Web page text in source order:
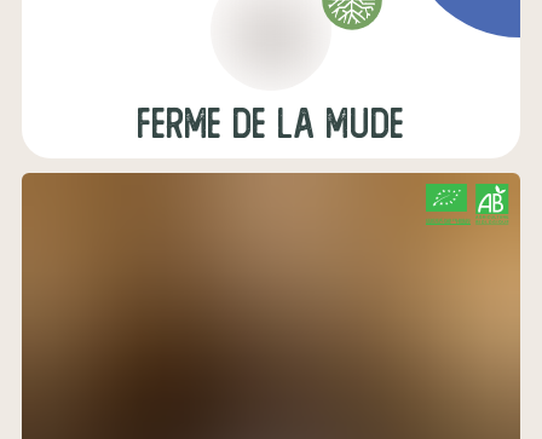
ferme de la mude
CERTIFIÉ PAR FR-BIO-01
AGRICULTURE FRANCE